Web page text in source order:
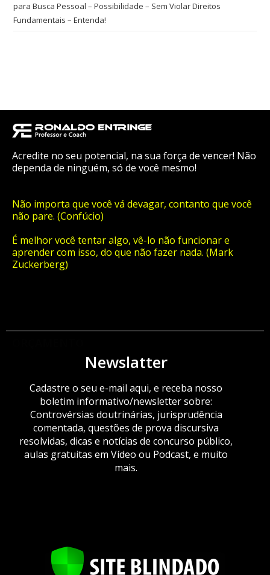
para Busca Pessoal – Possibilidade – Sem Violar Direitos
Fundamentais – Entenda!
Acredite no seu potencial, na sua força de vencer! Não
dependa de ninguém, só de você mesmo!
Não importa que você vá devagar, contanto que você
não pare. (Confúcio)
É melhor você tentar algo, vê-lo não funcionar e
aprender com isso, do que não fazer nada. (Mark
Zuckerberg)
Newslatter
Cadastre o seu e-mail aqui, e receba nosso
boletim informativo/newsletter sobre:
Controvérsias doutrinárias, jurisprudência
comentada, questões de prova discursiva
resolvidas, dicas e notícias de concurso público,
aulas gratuitas em Vídeo ou Podcast, e muito
mais.